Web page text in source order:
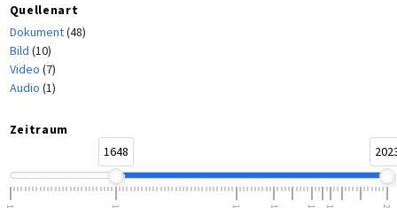
Quellenart
Dokument(48)
Bild (10)
Video (7)
Audio (1)
Zeitraum
1648